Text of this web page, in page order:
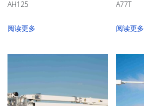
AH125
阅读更多
A77T
阅读更多